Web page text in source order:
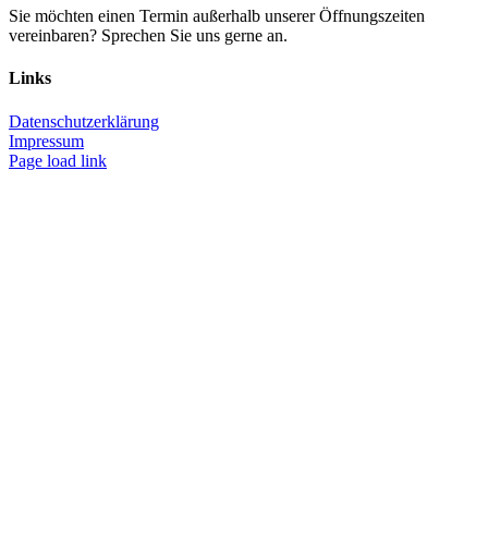
Sie möchten einen Termin außerhalb unserer Öffnungszeiten
vereinbaren? Sprechen Sie uns gerne an.
Links
Datenschutzerklärung
Impressum
Page load link